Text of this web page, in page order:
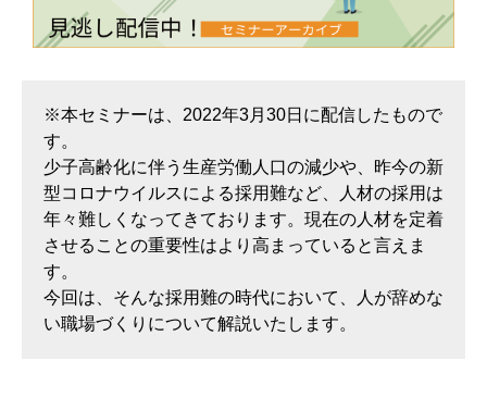
※本セミナーは、2022年3月30日に配信したもので
す。
少子高齢化に伴う生産労働人口の減少や、昨今の新
型コロナウイルスによる採用難など、人材の採用は
年々難しくなってきております。現在の人材を定着
させることの重要性はより高まっていると言えま
す。
今回は、そんな採用難の時代において、人が辞めな
い職場づくりについて解説いたします。